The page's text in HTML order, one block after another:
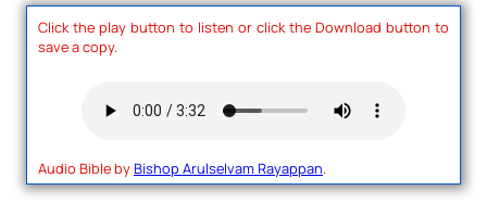
Click the play button to listen or click the Download button to
save a copy.
Audio Bible byBishop Arulselvam Rayappan.